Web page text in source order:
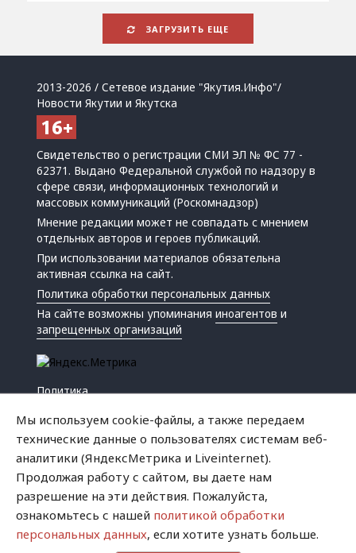
ЗАГРУЗИТЬ ЕЩЕ
2013-2026 / Сетевое издание "Якутия.Инфо"/
Новости Якутии и Якутска
Свидетельство о регистрации СМИ ЭЛ № ФС 77 -
62371. Выдано Федеральной службой по надзору в
сфере связи, информационных технологий и
массовых коммуникаций (Роскомнадзор)
Мнение редакции может не совпадать с мнением
отдельных авторов и героев публикаций.
При использовании материалов обязательна
активная ссылка на сайт.
Политика обработки персональных данных
На сайте возможны упоминанияиноагентов и
запрещенных организаций
Политика
Криминал
Успех
Хватит это терпеть
Мы используем cookie-файлы, а также передаем
технические данные о пользователях системам веб-
аналитики (ЯндексМетрика и Liveinternet).
Продолжая работу с сайтом, вы даете нам
разрешение на эти действия. Пожалуйста,
ознакомьтесь с нашей политикой обработки
персональных данных, если хотите узнать больше.